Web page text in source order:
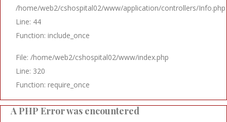
/home/web2/cshospital02/www/application/controllers/Info.php
Line: 44
Function: include_once
File: /home/web2/cshospital02/www/index.php
Line: 320
Function: require_once
A PHP Error was encountered